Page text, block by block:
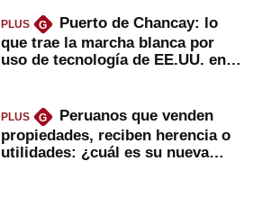
PLUS G
Puerto de Chancay: lo
que trae la marcha blanca por
uso de tecnología de EE.UU. en
PLUS G
Peruanos que venden
propiedades, reciben herencia o
utilidades: ¿cuál es su nueva